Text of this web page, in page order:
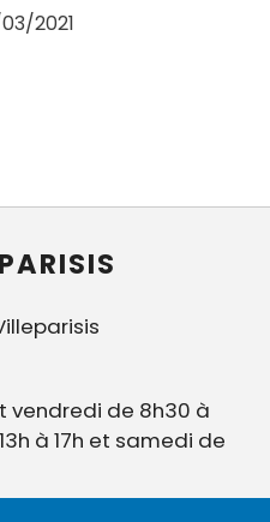
2021
vendredi de 8h30 à
à 17h et samedi de